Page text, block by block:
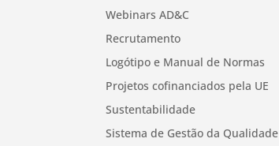
Webinars AD&C
Recrutamento
Logótipo e Manual de Normas
Projetos cofinanciados pela UE
Sustentabilidade
Sistema de Gestão da Qualidade